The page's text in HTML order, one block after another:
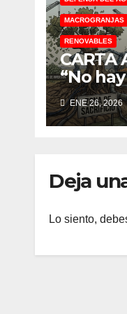
MACROGRANJAS
RENOVABLES
CARTA
“No
ENE 26, 2026
Deja
Lo siento,